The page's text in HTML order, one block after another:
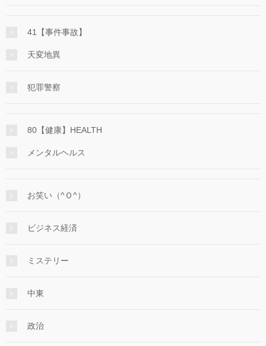
41【事件事故】
天変地異
犯罪警察
80【健康】HEALTH
メンタルヘルス
お笑い（^Ｏ^）
ビジネス経済
ミステリー
中東
政治